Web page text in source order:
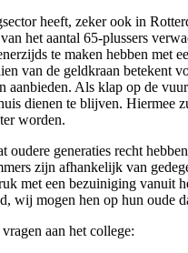
heeft, zeker ook in
het aantal 65-plussers
te maken hebben met
van de geldkraan betekent
aanbieden. Als klap op de
dienen te blijven. Hiermee
worden.
oudere generaties recht
zijn afhankelijk van
met een bezuiniging vanuit
wij mogen hen op hun oude
aan het college: